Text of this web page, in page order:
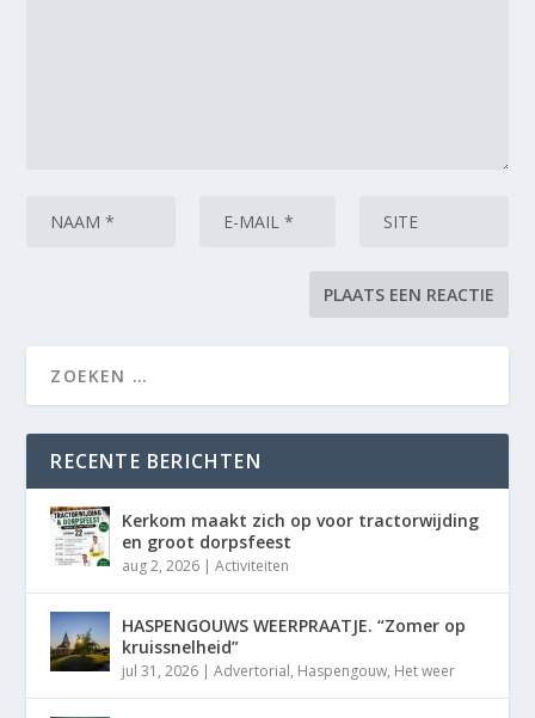
RECENTE BERICHTEN
Kerkom maakt zich op voor tractorwijding
en groot dorpsfeest
aug 2, 2026 |Activiteiten
HASPENGOUWS WEERPRAATJE. “Zomer op
kruissnelheid”
jul 31, 2026 |Advertorial, Haspengouw, Het weer